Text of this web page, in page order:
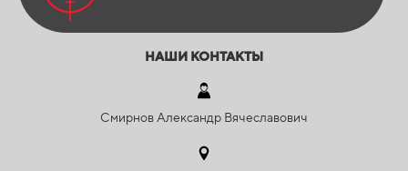
НАШИ КОНТАКТЫ
Смирнов Александр Вячеславович